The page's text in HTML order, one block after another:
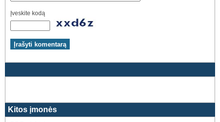
Įveskite kodą
Kitos įmonės